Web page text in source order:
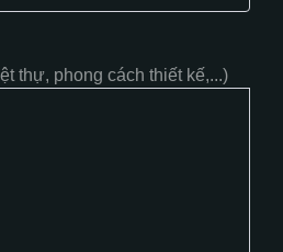
thự, phong cách thiết kế,...)